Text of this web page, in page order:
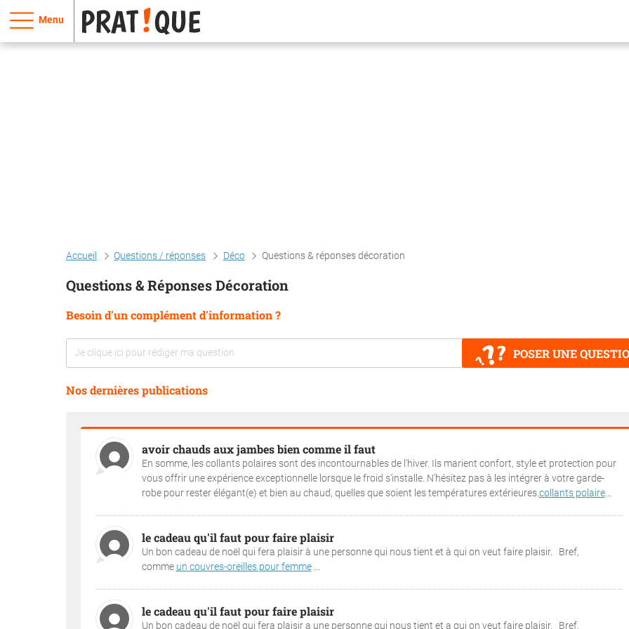
Menu
Accueil Questions / réponses Déco Questions & réponses décoration
Questions & Réponses Décoration
Besoin d'un complément d'information ?
POSER UNE
Nos dernières publications
avoir chauds aux jambes bien comme il faut
En somme, les collants polaires sont des incontournables de l'hiver. Ils marient confort, style et protection pour
vous offrir une expérience exceptionnelle lorsque le froid s'installe. N'hésitez pas à les intégrer à votre garde-
robe pour rester élégant(e) et bien au chaud, quelles que soient les températures extérieures.collants polaire...
le cadeau qu'il faut pour faire plaisir
Un bon cadeau de noël qui fera plaisir à une personne qui nous tient et à qui on veut faire plaisir. Bref,
comme un couvres-oreilles pour femme...
le cadeau qu'il faut pour faire plaisir
Un bon cadeau de noël qui fera plaisir a une personne qui nous tient et a qui on veut faire plaisir. Bref,